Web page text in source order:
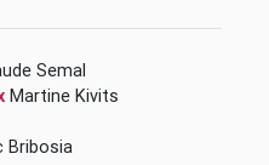
Semal
Martine Kivits
Bribosia